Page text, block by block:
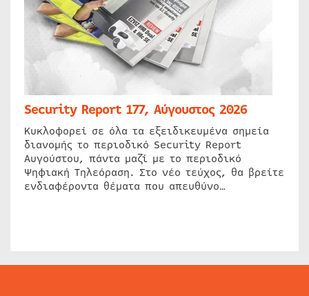
Security Report 177, Αύγουστος 2026
Κυκλοφορεί σε όλα τα εξειδικευμένα σημεία
διανομής το περιοδικό Security Report
Αυγούστου, πάντα μαζί με το περιοδικό
Ψηφιακή Τηλεόραση. Στο νέο τεύχος, θα βρείτε
ενδιαφέροντα θέματα που απευθύνο…